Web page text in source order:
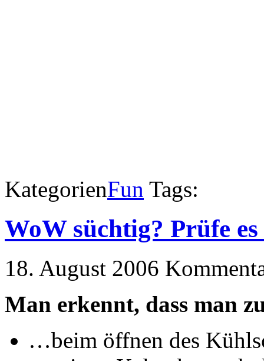
KategorienFun Tags:
WoW süchtig? Prüfe
18. August 2006
Man erkennt, dass man
…beim öffnen des